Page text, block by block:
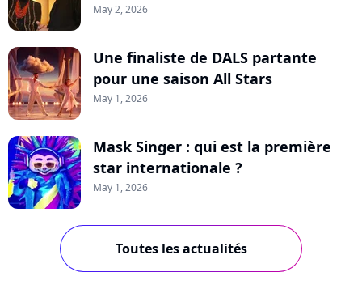
May 2, 2026
Une finaliste de DALS partante
pour une saison All Stars
May 1, 2026
Mask Singer : qui est la première
star internationale ?
May 1, 2026
Toutes les actualités